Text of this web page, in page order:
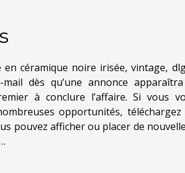
céramique noire irisée, vintage,
dès qu’une annonce
à conclure l’affaire. Si vous
opportunités, téléchargez
pouvez afficher ou placer de